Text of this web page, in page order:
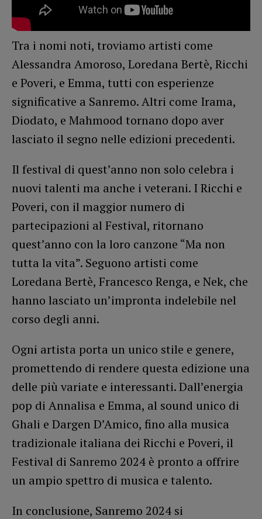
Tra i nomi noti, troviamo artisti come
Alessandra Amoroso, Loredana Bertè, Ricchi
e Poveri, e Emma, tutti con esperienze
significative a Sanremo. Altri come Irama,
Diodato, e Mahmood tornano dopo aver
lasciato il segno nelle edizioni precedenti​​.
Il festival di quest’anno non solo celebra i
nuovi talenti ma anche i veterani. I Ricchi e
Poveri, con il maggior numero di
partecipazioni al Festival, ritornano
quest’anno con la loro canzone “Ma non
tutta la vita”. Seguono artisti come
Loredana Bertè, Francesco Renga, e Nek, che
hanno lasciato un’impronta indelebile nel
corso degli anni​​.
Ogni artista porta un unico stile e genere,
promettendo di rendere questa edizione una
delle più variate e interessanti. Dall’energia
pop di Annalisa e Emma, al sound unico di
Ghali e Dargen D’Amico, fino alla musica
tradizionale italiana dei Ricchi e Poveri, il
Festival di Sanremo 2024 è pronto a offrire
un ampio spettro di musica e talento.
In conclusione, Sanremo 2024 si